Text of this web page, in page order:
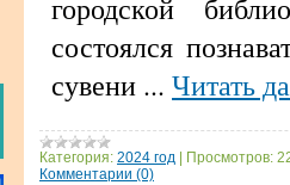
городской
состоялся
сувени ... Читать
Категория: 2024 год Просмотров:
Комментарии (0)